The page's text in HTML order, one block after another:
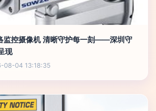
监控摄像机 清晰守护每一刻——深圳守
现
08-04 13:18:35